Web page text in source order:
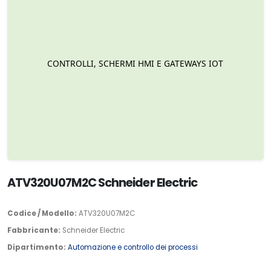
ATV320U07M2C Schneider Electric
Codice / Modello: ATV320U07M2C
Fabbricante: Schneider Electric
Dipartimento: Automazione e controllo dei processi